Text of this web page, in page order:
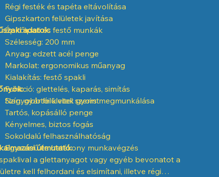
Régi festék és tapéta eltávolítása
Gipszkarton felületek javítása
Építőipari és festő munkák
adatok:
Szélesség: 200 mm
Anyag: edzett acél penge
Markolat: ergonomikus műanyag
Kialakítás: festő spakli
Funkció: glettelés, kaparás, simítás
Szín: gyártói kivitel szerint
Nagyobb felületek gyors megmunkálása
Tartós, kopásálló penge
Kényelmes, biztos fogás
Sokoldalú felhasználhatóság
Egyszerű és hatékony munkavégzés
útmutató:
a glettanyagot vagy egyéb bevonatot a
kell felhordani és elsimítani, illetve régi